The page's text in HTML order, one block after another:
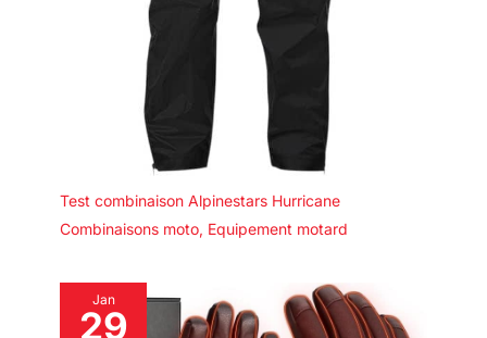
Test combinaison Alpinestars Hurricane
Combinaisons moto, Equipement motard
Jan
29